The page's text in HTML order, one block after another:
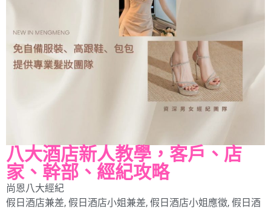
八大酒店新人教學，客戶、店
家、幹部、經紀攻略
尚恩八大經紀
假日酒店兼差, 假日酒店小姐兼差, 假日酒店小姐應徵, 假日酒